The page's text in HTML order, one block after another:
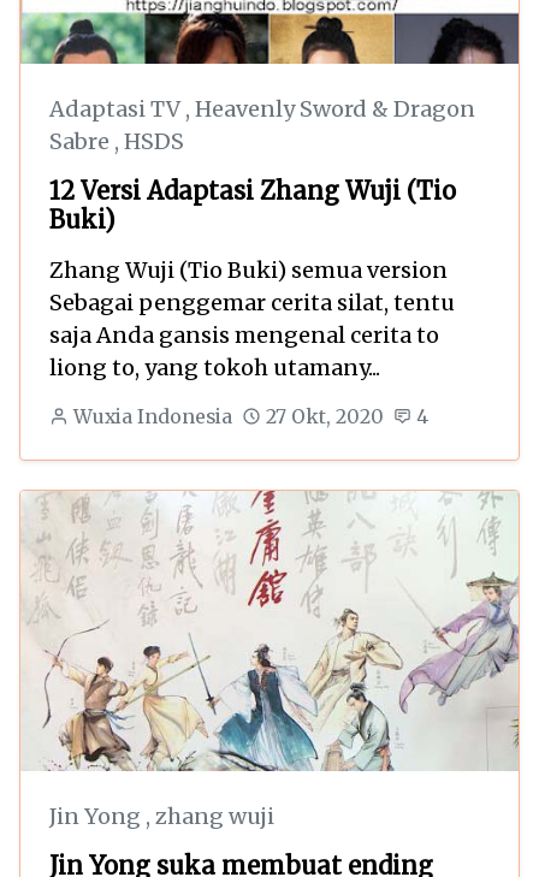
Adaptasi TV, Heavenly Sword & Dragon
Sabre , HSDS
12 Versi Adaptasi Zhang Wuji (Tio
Buki)
Zhang Wuji (Tio Buki) semua version
Sebagai penggemar cerita silat, tentu
saja Anda gansis mengenal cerita to
liong to, yang tokoh utamany...
Wuxia Indonesia 27 Okt, 2020 4
Jin Yong , zhang wuji
Jin Yong suka membuat ending